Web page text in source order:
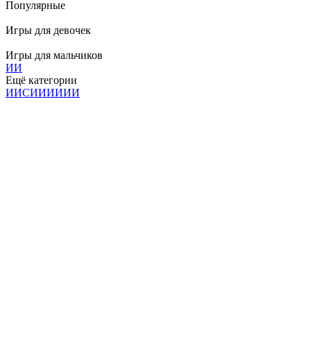
Популярные
Игры для девочек
Игры для мальчиков
ИИ
Ещё категории
ИИСИИИИИИ